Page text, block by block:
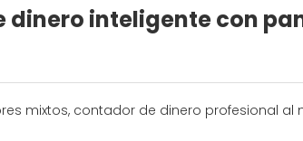
inteligente con